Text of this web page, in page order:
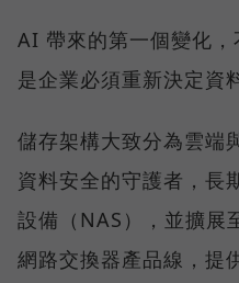
AI 帶來的第一個變化
是企業必須重新決定資
儲存架構大致分為雲端
資料安全的守護者，長
設備（NAS），並擴展
網路交換器產品線，提